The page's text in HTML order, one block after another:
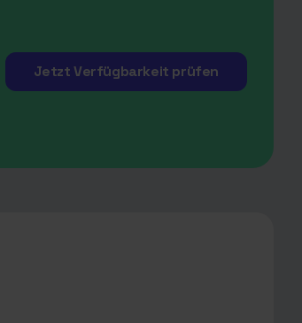
Jetzt Verfügbarkeit prüfen